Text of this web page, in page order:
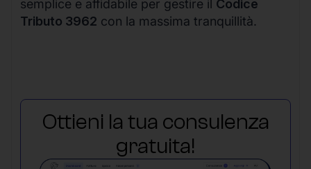
semplice e affidabile per gestire il Codice
Tributo 3962 con la massima tranquillità.
Ottieni la tua consulenza
gratuita!